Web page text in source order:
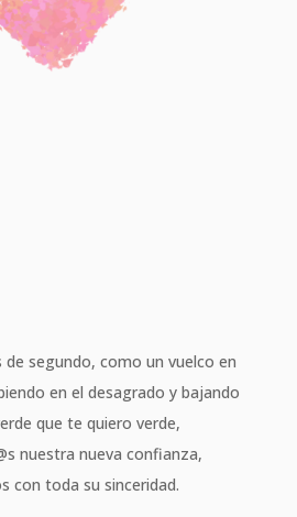
de segundo, como un vuelco en
en el desagrado y bajando
que te quiero verde,
nuestra nueva confianza,
con toda su sinceridad.